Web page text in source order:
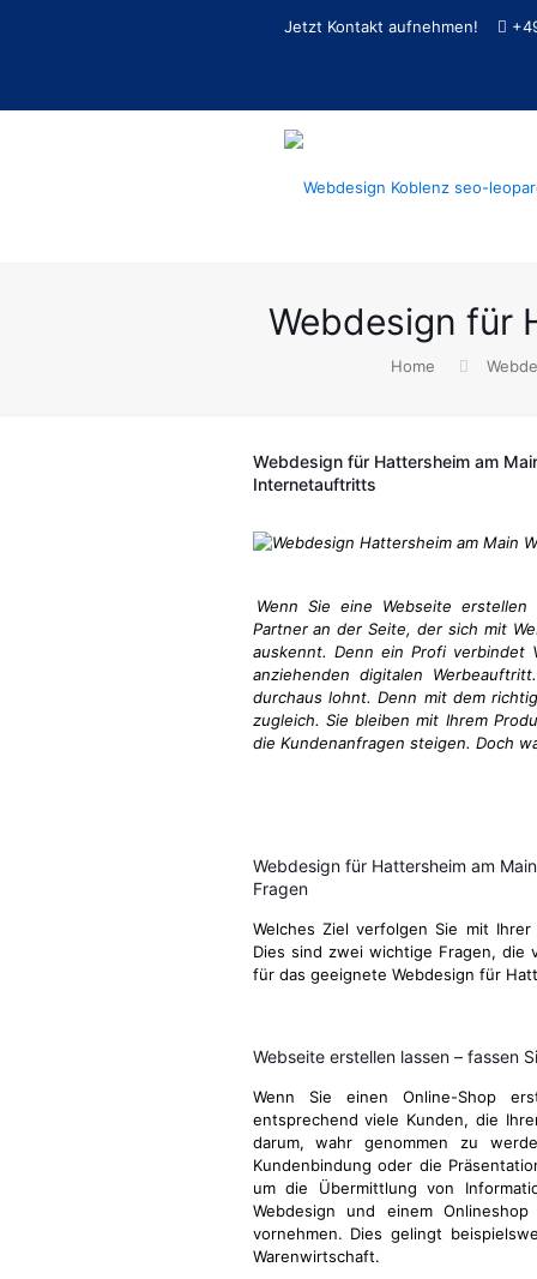
Jetzt Kontakt aufnehmen!
Webdesign für
Home
Webdesign für Hattersheim am
Internetauftritts
Wenn Sie eine Webseite
Partner an der Seite, der sich mit
auskennt. Denn ein Profi verbindet
anziehenden digitalen
durchaus lohnt. Denn mit dem
zugleich. Sie bleiben mit Ihrem
die Kundenanfragen steigen. Doch
Webdesign für Hattersheim am
Fragen
Welches Ziel verfolgen Sie mit
Dies sind zwei wichtige Fragen, die
für das geeignete Webdesign für
Webseite erstellen lassen – fassen
Wenn Sie einen Online-Shop
entsprechend viele Kunden, die
darum, wahr genommen zu
Kundenbindung oder die
um die Übermittlung von
Webdesign und einem
vornehmen. Dies gelingt
Warenwirtschaft.